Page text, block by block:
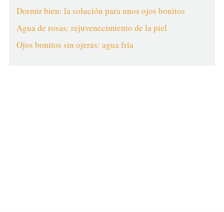
Dormir bien: la solución para unos ojos bonitos
Agua de rosas: rejuvenecimiento de la piel
Ojos bonitos sin ojeras: agua fría